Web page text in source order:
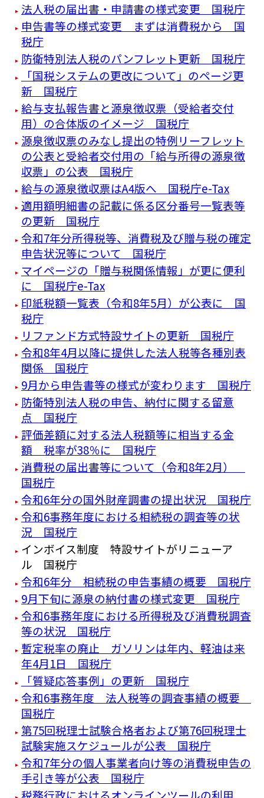
法人税の届出書・申請書の様式変更 国税庁
申告書等の様式変更 まずは消費税から 国
税庁
防衛特別法人税のパンフレット更新 国税庁
「国税システムの更改について」のページ更
新 国税庁
給与支払報告書と源泉徴収票（受給者交付
用）の合体版のイメージ 国税庁
源泉徴収票のみなし提出の特例リーフレット
の公表と受給者交付用の「給与所得の源泉徴
収票」の公表 国税庁
給与の源泉徴収票はA4版へ 国税庁e-Tax
適用額明細書の記載に係る区分番号一覧表等
の更新 国税庁
令和7年分所得税等、消費税及び贈与税の確定
申告状況等について 国税庁
マイページの「贈与税関係情報」が更に便利
に 国税庁e-Tax
印紙税額一覧表（令和8年5月）が公表に 国
税庁
リファンド方式特設サイトの更新 国税庁
令和8年4月以降に提供した法人税等各種別表
関係 国税庁
9月から申告書等の様式が変わります 国税庁
防衛特別法人税の申告、納付に関する留意
点 国税庁
評価差額に対する法人税額等に相当する金
額 税率が38％に 国税庁
消費税の届出書等について（令和8年2月）
国税庁
令和6年分の国外財産調書の提出状況 国税庁
令和6事務年度における相続税の調査等の状
況 国税庁
インボイス制度 特設サイトがリニューア
ル 国税庁
令和6年分 相続税の申告事績の概要 国税庁
9月下旬に源泉の納付書の様式変更 国税庁
令和6事務年度における所得税及び消費税調査
等の状況 国税庁
暫定税率の廃止 ガソリンは年内、軽油は来
年4月1日 国税庁
「質疑応答事例」の更新 国税庁
令和6事務年度 法人税等の調査事績の概要
国税庁
第75回税理士試験合格者および第76回税理士
試験実施スケジュールが公表 国税庁
令和7年分の個人事業者向け等の消費税申告の
手引き等が公表 国税庁